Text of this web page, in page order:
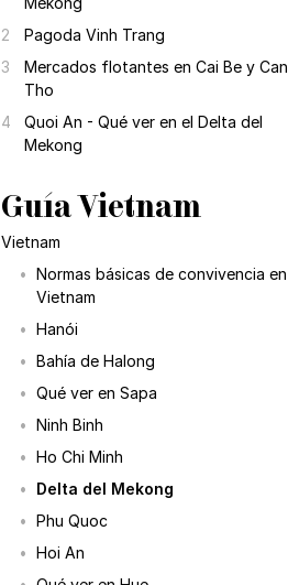
Pagoda Vinh Trang
Mercados flotantes en Cai Be y Can
Tho
Quoi An - Qué ver en el Delta del
Mekong
Guía Vietnam
Vietnam
Normas básicas de convivencia en
Vietnam
Hanói
Bahía de Halong
Qué ver en Sapa
Ninh Binh
Ho Chi Minh
Delta del Mekong
Phu Quoc
Hoi An